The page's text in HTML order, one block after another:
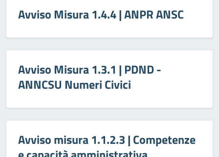
Avviso Misura 1.4.4 | ANPR ANSC
Avviso Misura 1.3.1 | PDND -
ANNCSU Numeri Civici
Avviso misura 1.1.2.3 | Competenze